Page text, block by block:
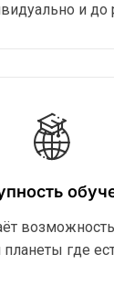
и до
возможность
где